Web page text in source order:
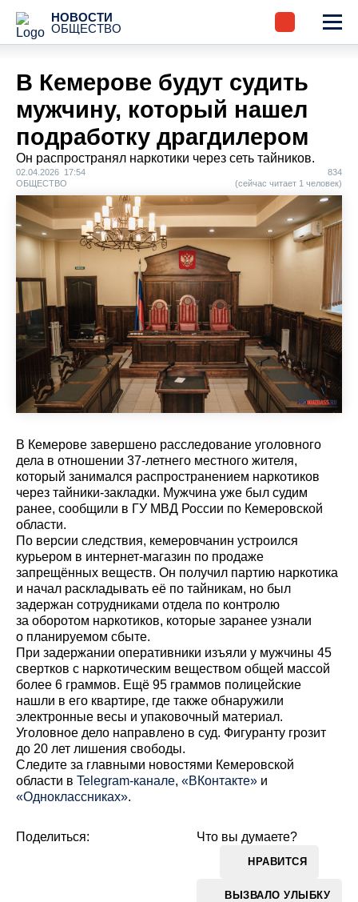
НОВОСТИ
ОБЩЕСТВО
В Кемерове будут судить
мужчину, который нашел
подработку драгдилером
Он распространял наркотики через сеть тайников.
02.04.2026 17:54
ОБЩЕСТВО
834
(сейчас читает 1 человек)
В Кемерове завершено расследование уголовного
дела в отношении 37-летнего местного жителя,
который занимался распространением наркотиков
через тайники-закладки. Мужчина уже был судим
ранее, сообщили в ГУ МВД России по Кемеровской
области.
По версии следствия, кемеровчанин устроился
курьером в интернет-магазин по продаже
запрещённых веществ. Он получил партию наркотика
и начал раскладывать её по тайникам, но был
задержан сотрудниками отдела по контролю
за оборотом наркотиков, которые заранее узнали
о планируемом сбыте.
При задержании оперативники изъяли у мужчины 45
свертков с наркотическим веществом общей массой
более 6 граммов. Ещё 95 граммов полицейские
нашли в его квартире, где также обнаружили
электронные весы и упаковочный материал.
Уголовное дело направлено в суд. Фигуранту грозит
до 20 лет лишения свободы.
Cледите за главными новостями Кемеровской
области в Telegram-канале, «ВКонтакте» и
«Одноклассниках».
Что вы думаете?
НРАВИТСЯ
ВЫЗВАЛО УЛЫБКУ
Поделиться: